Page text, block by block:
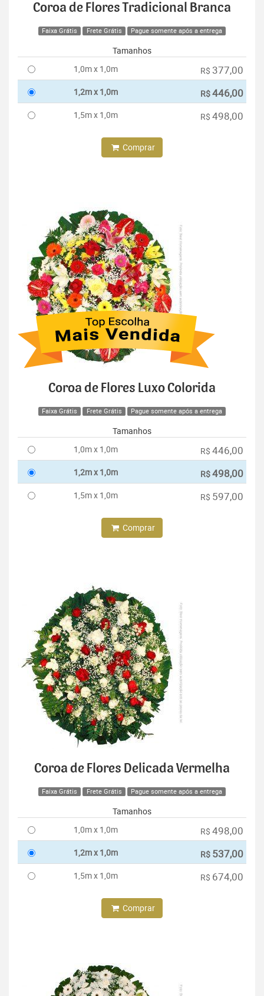
Coroa de Flores Tradicional Branca
Faixa Grátis Frete Grátis Pague somente após a entrega
Tamanhos
1,0m x 1,0m
R$ 377,00
1,2m x 1,0m R$446,00
1,5m x 1,0m R$ 498,00
Comprar
Coroa de Flores Luxo Colorida
Faixa Grátis Frete Grátis Pague somente após a entrega
Tamanhos
1,0m x 1,0m
R$ 446,00
1,2m x 1,0m R$498,00
1,5m x 1,0m R$ 597,00
Comprar
Coroa de Flores Delicada Vermelha
Faixa Grátis Frete Grátis Pague somente após a entrega
Tamanhos
1,0m x 1,0m
R$ 498,00
1,2m x 1,0m R$ 537,00
1,5m x 1,0m R$ 674,00
Comprar